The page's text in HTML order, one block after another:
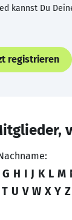
kannst Du
registrieren
G H I J K L M
T U V W X Y Z